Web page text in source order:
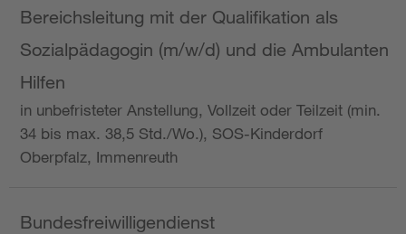
Bereichsleitung mit der Qualifikation als
Sozialpädagogin (m/w/d) und die Ambulanten
Hilfen
in unbefristeter Anstellung, Vollzeit oder Teilzeit (min.
34 bis max. 38,5 Std./Wo.), SOS-Kinderdorf
Oberpfalz, Immenreuth
Bundesfreiwilligendienst